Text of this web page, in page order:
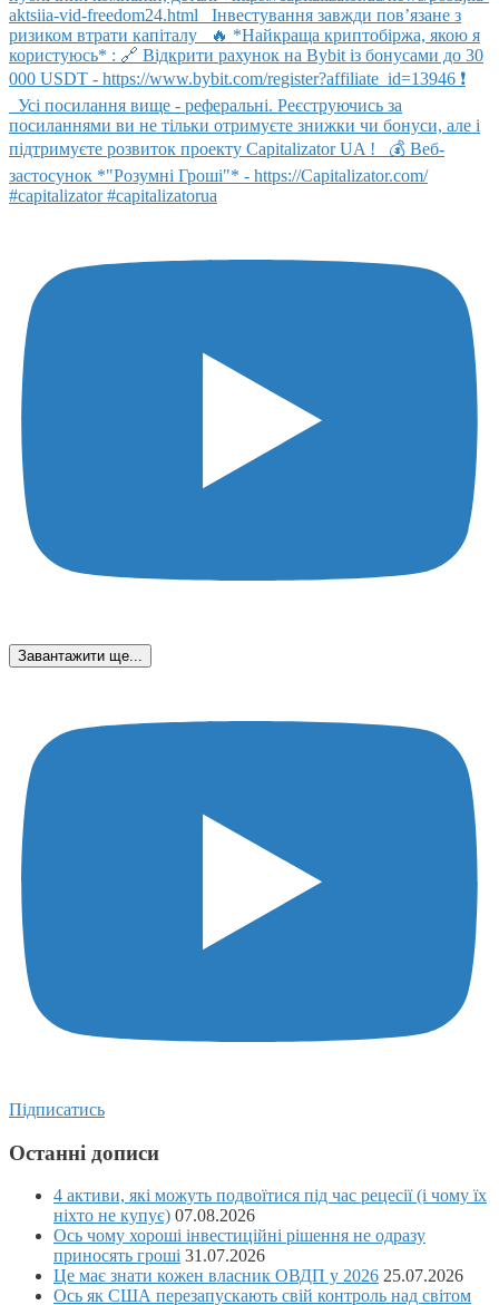
Завантажити ще...
Підписатись
Останні дописи
4 активи, які можуть подвоїтися під час рецесії (і чому їх
ніхто не купує) 07.08.2026
Ось чому хороші інвестиційні рішення не одразу
приносять гроші 31.07.2026
Це має знати кожен власник ОВДП у 2026 25.07.2026
Ось як США перезапускають свій контроль над світом